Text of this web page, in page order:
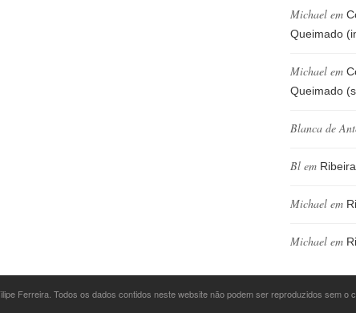
Michael em
Queimado
Michael em
Queimado
Blanca de
Bl em
Michael em
Michael em
Ferreira. Todos os dados contidos neste website não podem ser reproduzidos sem o